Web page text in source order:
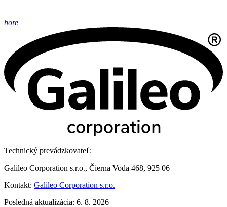
hore
Technický prevádzkovateľ:
Galileo Corporation s.r.o., Čierna Voda 468, 925 06
Kontakt: Galileo Corporation s.r.o.
Posledná aktualizácia: 6. 8. 2026